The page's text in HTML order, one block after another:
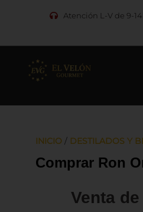
Atención L-V de 9-
INICIO / DESTILADOS Y
Comprar Ron
Venta